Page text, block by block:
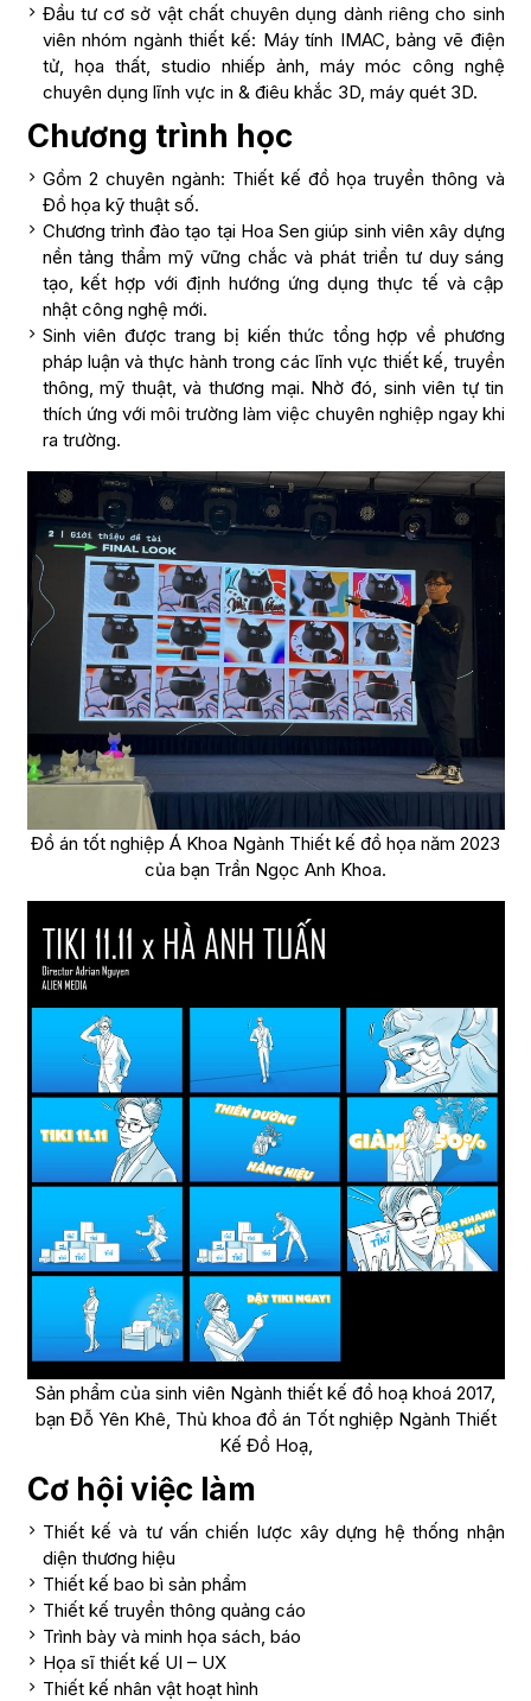
Đầu tư cơ sở vật chất chuyên dụng dành riêng cho sinh
viên nhóm ngành thiết kế: Máy tính IMAC, bảng vẽ điện
tử, họa thất, studio nhiếp ảnh, máy móc công nghệ
chuyên dụng lĩnh vực in & điêu khắc 3D, máy quét 3D.
Chương trình học
Gồm 2 chuyên ngành: Thiết kế đồ họa truyền thông và
Đồ họa kỹ thuật số.
Chương trình đào tạo tại Hoa Sen giúp sinh viên xây dựng
nền tảng thẩm mỹ vững chắc và phát triển tư duy sáng
tạo, kết hợp với định hướng ứng dụng thực tế và cập
nhật công nghệ mới.
Sinh viên được trang bị kiến thức tổng hợp về phương
pháp luận và thực hành trong các lĩnh vực thiết kế, truyền
thông, mỹ thuật, và thương mại. Nhờ đó, sinh viên tự tin
thích ứng với môi trường làm việc chuyên nghiệp ngay khi
ra trường.
Đồ án tốt nghiệp Á Khoa Ngành Thiết kế đồ họa năm 2023
của bạn Trần Ngọc Anh Khoa.
Sản phẩm của sinh viên Ngành thiết kế đồ hoạ khoá 2017,
bạn Đỗ Yên Khê, Thủ khoa đồ án Tốt nghiệp Ngành Thiết
Kế Đồ Hoạ,
Cơ hội việc làm
Thiết kế và tư vấn chiến lược xây dựng hệ thống nhận
diện thương hiệu
Thiết kế bao bì sản phẩm
Thiết kế truyền thông quảng cáo
Trình bày và minh họa sách, báo
Họa sĩ thiết kế UI – UX
Thiết kế nhân vật hoạt hình